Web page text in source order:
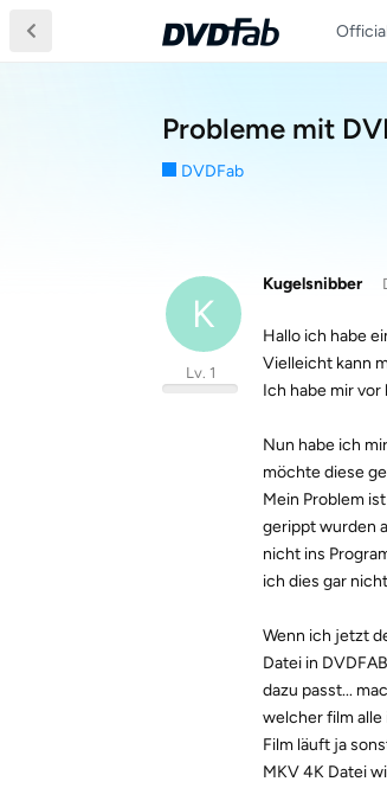
Probleme mit
DVDFab
K
Kugelsnibber
Lv. 1
Hallo ich habe
Vielleicht kann
Ich habe mir vor
Nun habe ich
möchte diese
Mein Problem
gerippt wurden
nicht ins
ich dies gar
Wenn ich jetzt
Datei in
dazu passt...
welcher film alle
Film läuft ja
MKV 4K Datei